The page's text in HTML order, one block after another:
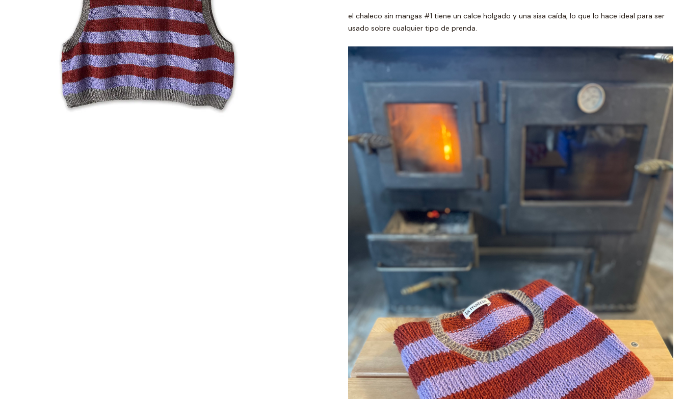
el chaleco sin mangas #1 tiene un calce holgado y una sisa caída, lo que lo hace ideal para ser
usado sobre cualquier tipo de prenda.